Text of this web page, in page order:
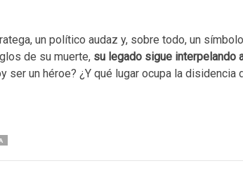
un político audaz y, sobre todo, un
de su muerte, su legado sigue interpelando
ser un héroe? ¿Y qué lugar ocupa la disidencia